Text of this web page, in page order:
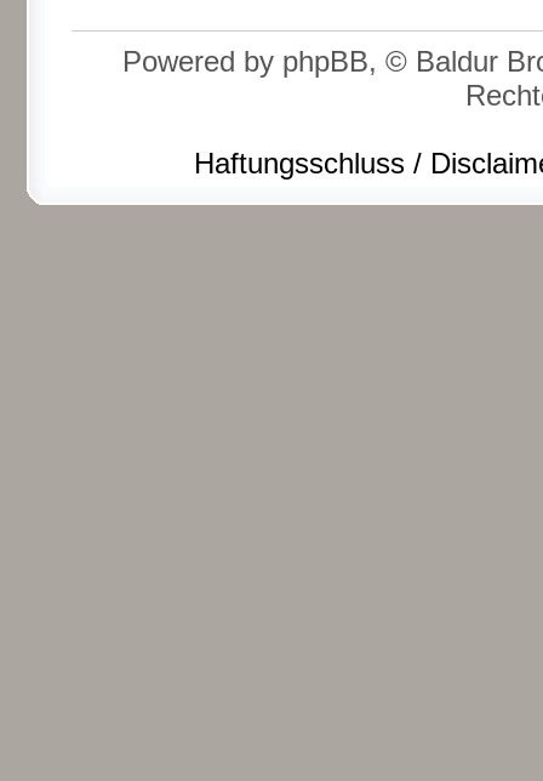
Powered by phpBB, © Baldur
Haftungsschluss /